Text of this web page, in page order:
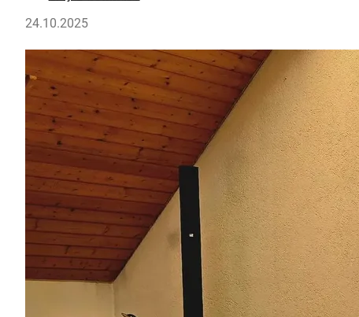
24.10.2025